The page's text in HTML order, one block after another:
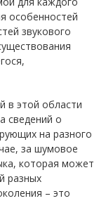
особенностей
звукового
в этой области
сведений о
на разного
за шумовое
которая может
разных
– это